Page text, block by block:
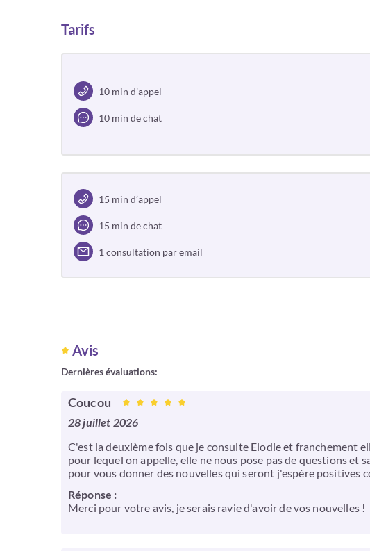
Tarifs
10 min d’appel
10 min de chat
15 min d’appel
15 min de chat
1 consultation par email
Avis
Dernières évaluations:
Coucou
28 juillet 2026
C'est la deuxième fois que je consulte Elodie et franchement
pour lequel on appelle, elle ne nous pose pas de questions
pour vous donner des nouvelles qui seront j'espère positives
Réponse :
Merci pour votre avis, je serais ravie d'avoir de vos nouvelles !